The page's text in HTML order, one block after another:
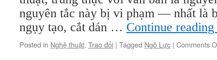
một
tình
huống
thuật
nguyên tắc này bị vi phạm — nhất là
ngụy tạo, cắt dán … Continue reading
Posted in Nghệ thuật, Trao đổi | Tagged Ngô Lực | Comments